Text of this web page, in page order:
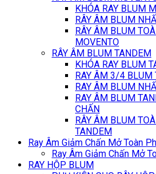
KHÓA RAY BLUM
RÂY ÂM BLUM
RÂY ÂM BLUM
MOVENTO
RÂY ÂM BLUM TANDEM
KHÓA RAY BLUM
RAY ÂM 3/4 BLUM
RAY ÂM BLUM
RAY ÂM BLUM
CHẤN
RÂY ÂM BLUM
TANDEM
Ray Âm Giảm Chấn Mở Toàn
Ray Âm Giảm Chấn Mở
RAY HỘP BLUM